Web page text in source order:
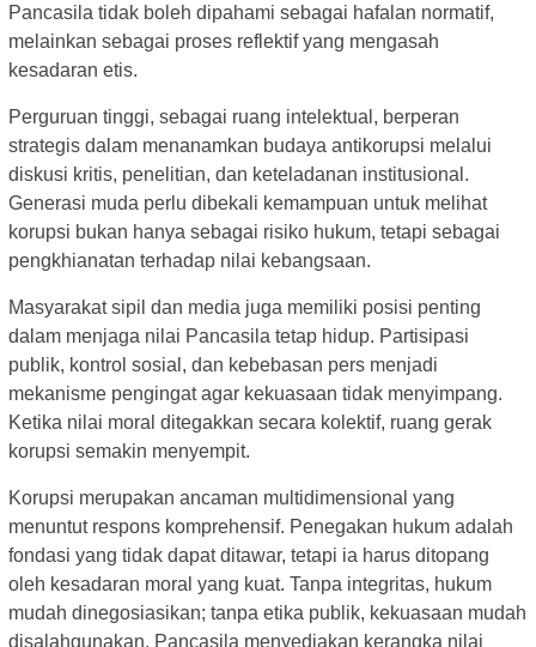
Pancasila tidak boleh dipahami sebagai hafalan normatif,
melainkan sebagai proses reflektif yang mengasah
kesadaran etis.
Perguruan tinggi, sebagai ruang intelektual, berperan
strategis dalam menanamkan budaya antikorupsi melalui
diskusi kritis, penelitian, dan keteladanan institusional.
Generasi muda perlu dibekali kemampuan untuk melihat
korupsi bukan hanya sebagai risiko hukum, tetapi sebagai
pengkhianatan terhadap nilai kebangsaan.
Masyarakat sipil dan media juga memiliki posisi penting
dalam menjaga nilai Pancasila tetap hidup. Partisipasi
publik, kontrol sosial, dan kebebasan pers menjadi
mekanisme pengingat agar kekuasaan tidak menyimpang.
Ketika nilai moral ditegakkan secara kolektif, ruang gerak
korupsi semakin menyempit.
Korupsi merupakan ancaman multidimensional yang
menuntut respons komprehensif. Penegakan hukum adalah
fondasi yang tidak dapat ditawar, tetapi ia harus ditopang
oleh kesadaran moral yang kuat. Tanpa integritas, hukum
mudah dinegosiasikan; tanpa etika publik, kekuasaan mudah
disalahgunakan. Pancasila menyediakan kerangka nilai